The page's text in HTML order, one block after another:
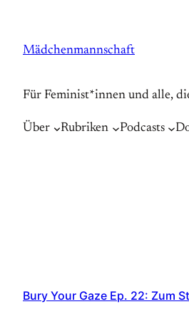
springen
Mädchenmannschaft
Für Feminist*innen und alle,
Über Rubriken Podcasts
Bury Your Gaze Ep. 22: Zum